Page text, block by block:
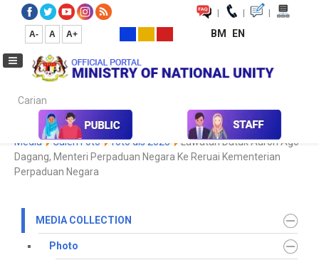
| | |
A- A A+ BM EN
Carian...
Media Media Collection Photo 2023
Koleksi
Media
Galeri Foto foto dis 2023
Lawatan Datuk Aaron Ago
Dagang, Menteri Perpaduan Negara Ke Reruai Kementerian
Perpaduan Negara
MEDIA COLLECTION
Photo